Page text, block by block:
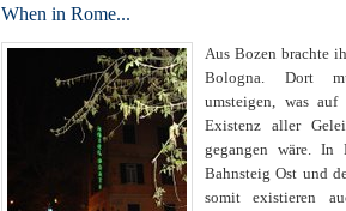
When in Rome...
Aus Bozen brachte
Bologna. Dort
umsteigen, was
Existenz aller
gegangen wäre.
Bahnsteig Ost und
somit existieren